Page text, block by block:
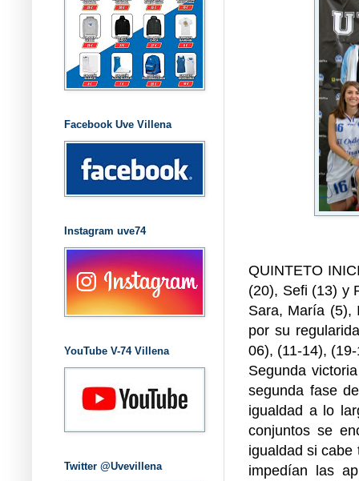
QUINTETO
(20), Sefi (13) y
Sara, María (5),
por su
06), (11-14),
Segunda
segunda fase
igualdad a lo
conjuntos se
igualdad si cabe
impedían las
Facebook Uve Villena
Instagram uve74
YouTube V-74 Villena
Twitter @Uvevillena